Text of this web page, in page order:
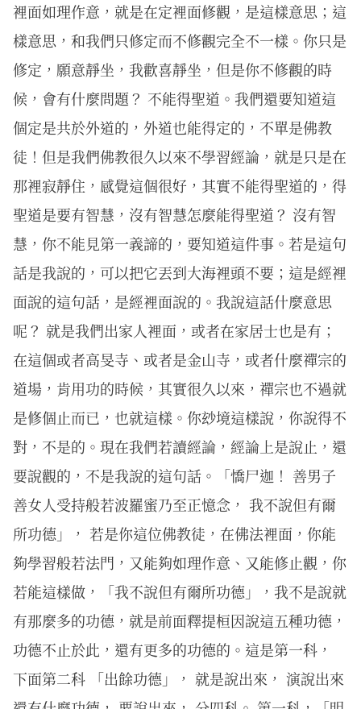
裡面如理作意，就是在定裡面修觀，是這樣意思；這
樣意思，和我們只修定而不修觀完全不一樣。你只是
修定，願意靜坐，我歡喜靜坐，但是你不修觀的時
候，會有什麼問題？ 不能得聖道。我們還要知道這
個定是共於外道的，外道也能得定的，不單是佛教
徒！但是我們佛教很久以來不學習經論，就是只是在
那裡寂靜住，感覺這個很好，其實不能得聖道的，得
聖道是要有智慧，沒有智慧怎麼能得聖道？ 沒有智
慧，你不能見第一義諦的，要知道這件事。若是這句
話是我說的，可以把它丟到大海裡頭不要；這是經裡
面說的這句話，是經裡面說的。我說這話什麼意思
呢？ 就是我們出家人裡面，或者在家居士也是有；
在這個或者高旻寺、或者是金山寺，或者什麼禪宗的
道場，肯用功的時候，其實很久以來，禪宗也不過就
是修個止而已，也就這樣。你玅境這樣說，你說得不
對，不是的。現在我們若讀經論，經論上是說止，還
要說觀的，不是我說的這句話。「憍尸迦！ 善男子
善女人受持般若波羅蜜乃至正憶念， 我不說但有爾
所功德」， 若是你這位佛教徒，在佛法裡面，你能
夠學習般若法門，又能夠如理作意、又能修止觀，你
若能這樣做，「我不說但有爾所功德」，我不是說就
有那麼多的功德，就是前面釋提桓因說這五種功德，
功德不止於此，還有更多的功德的。這是第一科，
下面第二科 「出餘功德」， 就是說出來， 演說出來